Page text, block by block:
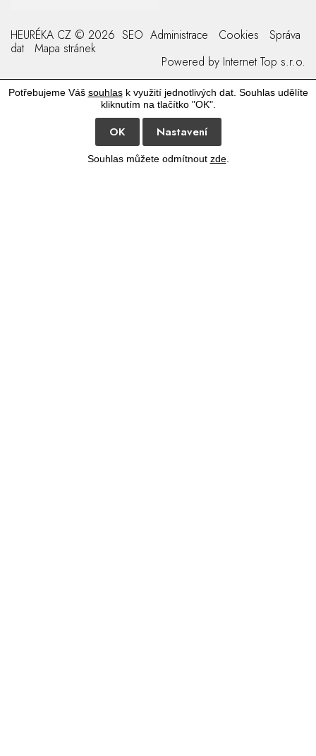
HEURÉKA CZ © 2026 SEO Administrace Cookies
Správa
dat
Mapa stránek
Powered by Internet Top s.r.o.
Potřebujeme Váš souhlask využití jednotlivých dat. Souhlas udělíte
kliknutím na tlačítko "OK".
OK Nastavení
Souhlas můžete odmítnout zde.